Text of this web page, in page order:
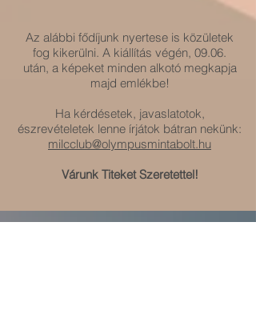
Az alábbi fődíjunk nyertese is közületek
fog kikerülni. A kiállítás végén, 09.06.
után, a képeket minden alkotó megkapja
majd emlékbe!
Ha kérdésetek, javaslatotok,
észrevételetek lenne írjátok bátran nekünk:
milcclub@olympusmintabolt.hu
Várunk Titeket Szeretettel!